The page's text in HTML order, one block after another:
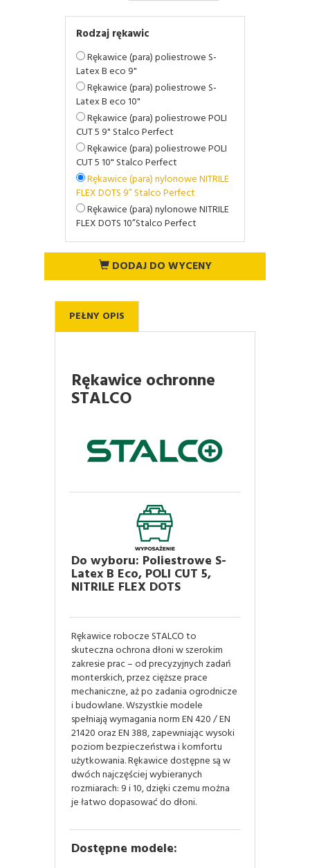
Rodzaj rękawic
Rękawice (para) poliestrowe S-
Latex B eco 9"
Rękawice (para) poliestrowe S-
Latex B eco 10"
Rękawice (para) poliestrowe POLI
CUT 5 9" Stalco Perfect
Rękawice (para) poliestrowe POLI
CUT 5 10" Stalco Perfect
Rękawice (para) nylonowe NITRILE
FLEX DOTS 9” Stalco Perfect
Rękawice (para) nylonowe NITRILE
FLEX DOTS 10”Stalco Perfect
DODAJ DO WYCENY
PEŁNY OPIS
Rękawice ochronne
STALCO
Do wyboru: Poliestrowe S-
Latex B Eco, POLI CUT 5,
NITRILE FLEX DOTS
Rękawice robocze STALCO to
skuteczna ochrona dłoni w szerokim
zakresie prac – od precyzyjnych zadań
monterskich, przez cięższe prace
mechaniczne, aż po zadania ogrodnicze
i budowlane. Wszystkie modele
spełniają wymagania norm EN 420 / EN
21420 oraz EN 388, zapewniając wysoki
poziom bezpieczeństwa i komfortu
użytkowania. Rękawice dostępne są w
dwóch najczęściej wybieranych
rozmiarach: 9 i 10, dzięki czemu można
je łatwo dopasować do dłoni.
Dostępne modele: